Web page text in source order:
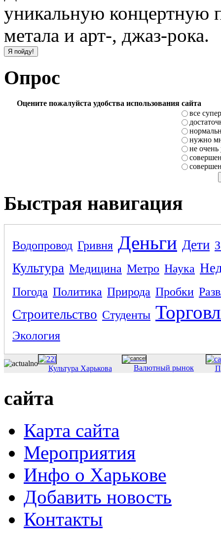
уникальную концертную
метала и арт-, джаз-рока.
Опрос
Оцените пожалуйста удобства использования сайта
все супер
нужно
не очень
Быстрая навигация
Водопровод Гривня Деньги Дети
Культура Медицина Метро Наука
Погода Политика Природа Пробки
Строительство Студенты
Экология
Культура Харькова Валютный рынок
сайта
Карта сайта
Мероприятия
Инфо о Харькове
Добавить новость
Контакты